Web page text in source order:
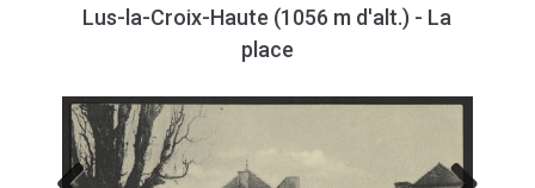
Lus-la-Croix-Haute (1056 m d'alt.) - La
place